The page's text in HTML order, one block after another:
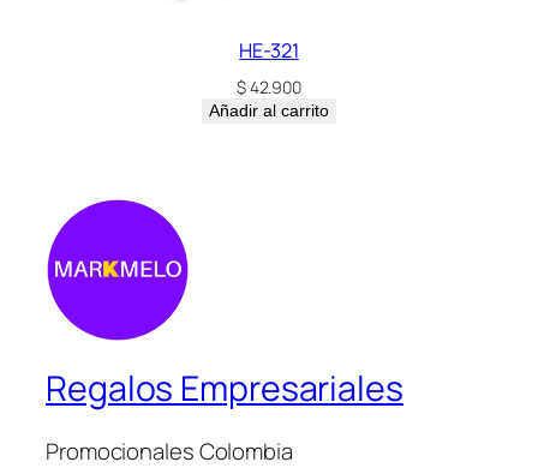
HE-321
$42.900
Añadir al carrito
Regalos Empresariales
Promocionales Colombia